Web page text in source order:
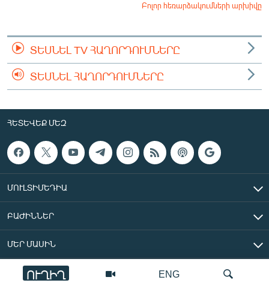
ENG
ՈՒՂԻՂ
Բոլոր հեռարձակումների արխիվը
ՏԵՍՆԵԼ TV ՀԱՂՈՐԴՈՒՄՆԵՐԸ
ՏԵՍՆԵԼ ՀԱՂՈՐԴՈՒՄՆԵՐԸ
ՀԵՏԵՎԵՔ ՄԵԶ
ՄՈՒԼՏԻՄԵԴԻԱ
ԲԱԺԻՆՆԵՐ
ՄԵՐ ՄԱՍԻՆ
«Ազատ Եվրոպա/Ազատություն» ռադիոկայան © 2026